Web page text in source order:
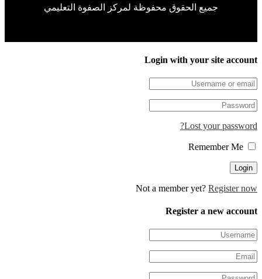
جميع الحقوق محفوظة لمركز الصفوة التعليمي
Login with your site
Lost your
Not a member yet?
Register a new